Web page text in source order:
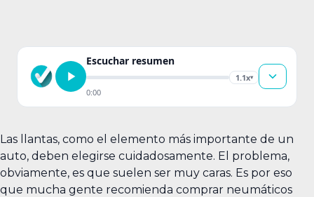
Escuchar resumen
1.1x▾
0:00
Las llantas, como el elemento más importante de un
auto, deben elegirse cuidadosamente. El problema,
obviamente, es que suelen ser muy caras. Es por eso
que mucha gente recomienda comprar neumáticos